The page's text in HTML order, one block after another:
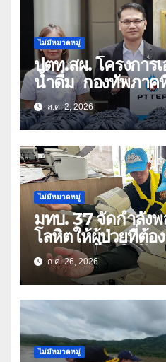
ไม่มีหมวดหมู่
ปตท.สผ. โครงการ
น้ำดื่ม กองทัพภาค
ล้านบาท
ส.ค. 2, 2026
ไม่มีหมวดหมู่
มทบ. 37 จัดกำลัง
โลหิตให้ผู้ป่วยที่ต้อ
เร่งด่วน เนื่องในโอ
พระชนมพรรษา 74
เป็นพระราชกุศลแ
พระเจ้าอยู่หัว
ก.ค. 26, 2026
ไม่มีหมวดหมู่